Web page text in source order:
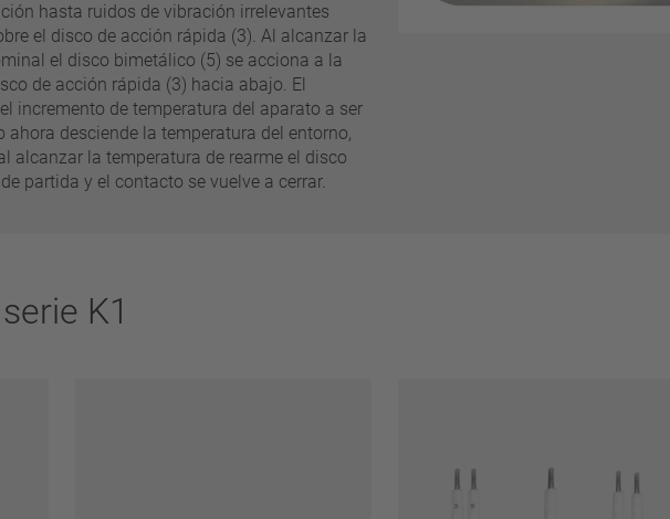
Eliminar filtro
hasta ruidos de vibración irrelevantes
el disco de acción rápida (3). Al alcanzar la
el disco bimetálico (5) se acciona a la
de acción rápida (3) hacia abajo. El
incremento de temperatura del aparato a ser
ahora desciende la temperatura del entorno,
alcanzar la temperatura de rearme el disco
partida y el contacto se vuelve a cerrar.
K1